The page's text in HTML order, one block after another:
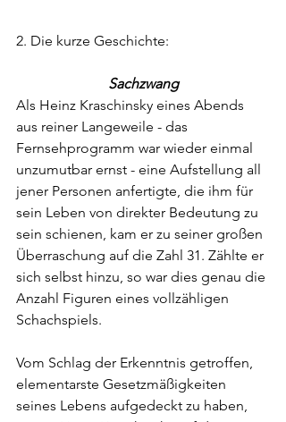
2. Die kurze Geschichte:
Sachzwang
Als Heinz Kraschinsky eines Abends
aus reiner Langeweile - das
Fernsehprogramm war wieder einmal
unzumutbar ernst - eine Aufstellung all
jener Personen anfertigte, die ihm für
sein Leben von direkter Bedeutung zu
sein schienen, kam er zu seiner großen
Überraschung auf die Zahl 31. Zählte er
sich selbst hinzu, so war dies genau die
Anzahl Figuren eines vollzähligen
Schachspiels.
Vom Schlag der Erkenntnis getroffen,
elementarste Gesetzmäßigkeiten
seines Lebens aufgedeckt zu haben,